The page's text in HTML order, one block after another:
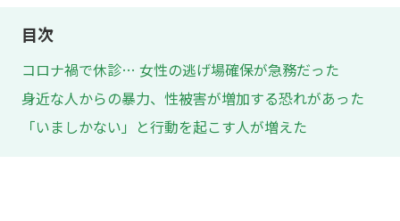
目次
コロナ禍で休診… 女性の逃げ場確保が急務だった
身近な人からの暴力、性被害が増加する恐れがあった
「いましかない」と行動を起こす人が増えた